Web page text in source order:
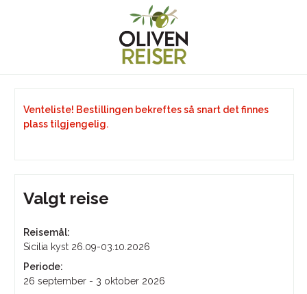
Venteliste! Bestillingen bekreftes så snart det finnes
plass tilgjengelig.
Valgt reise
Reisemål:
Sicilia kyst 26.09-03.10.2026
Periode:
26 september - 3 oktober 2026